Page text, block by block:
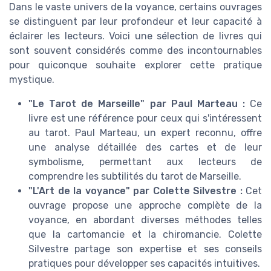
Dans le vaste univers de la voyance, certains ouvrages
se distinguent par leur profondeur et leur capacité à
éclairer les lecteurs. Voici une sélection de livres qui
sont souvent considérés comme des incontournables
pour quiconque souhaite explorer cette pratique
mystique.
"Le Tarot de Marseille" par Paul Marteau :Ce
livre est une référence pour ceux qui s'intéressent
au tarot. Paul Marteau, un expert reconnu, offre
une analyse détaillée des cartes et de leur
symbolisme, permettant aux lecteurs de
comprendre les subtilités du tarot de Marseille.
"L'Art de la voyance" par Colette Silvestre :Cet
ouvrage propose une approche complète de la
voyance, en abordant diverses méthodes telles
que la cartomancie et la chiromancie. Colette
Silvestre partage son expertise et ses conseils
pratiques pour développer ses capacités intuitives.